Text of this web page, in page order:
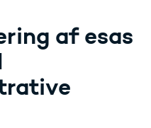
af esas